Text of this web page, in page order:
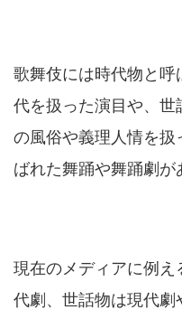
歌舞伎には時代物と
代を扱った演目や、
の風俗や義理人情を
ばれた舞踊や舞踊劇が
現在のメディアに例
代劇、世話物は現代